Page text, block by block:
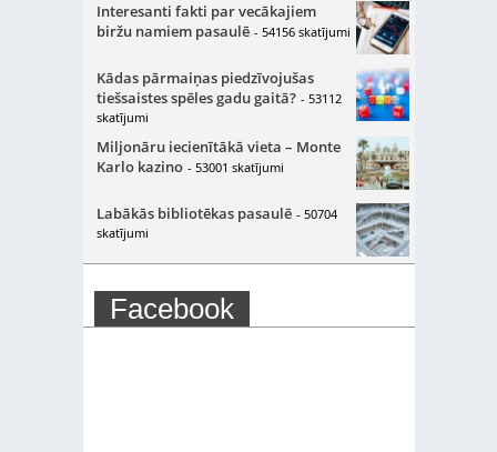
Interesanti fakti par vecākajiem
biržu namiem pasaulē - 54156 skatījumi
Kādas pārmaiņas piedzīvojušas
tiešsaistes spēles gadu gaitā? - 53112
skatījumi
Miljonāru iecienītākā vieta – Monte
Karlo kazino - 53001 skatījumi
Labākās bibliotēkas pasaulē - 50704
skatījumi
Facebook